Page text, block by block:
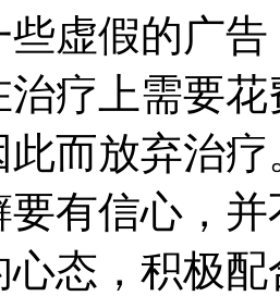
虚假的广
疗上需要
此而放弃治
要有信心，
心态，积极